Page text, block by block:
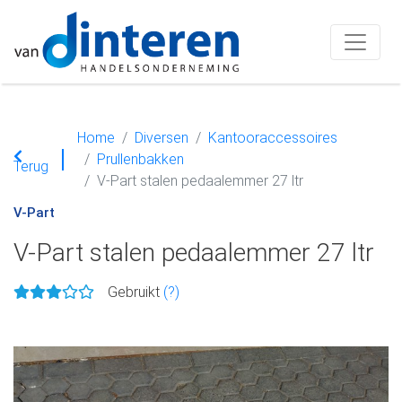
Terug
Home Diversen
Kantooraccessoires
Prullenbakken
V-Part stalen pedaalemmer 27 ltr
V-Part
V-Part stalen pedaalemmer 27 ltr
Gebruikt (?)